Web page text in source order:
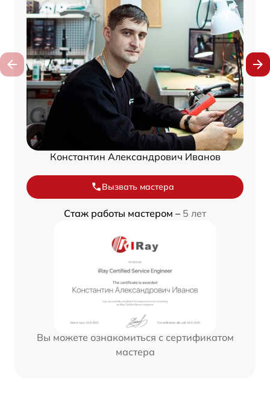
Константин Александрович Иванов
Вызвать мастера
Стаж работы мастером – 5 лет
Вы можете ознакомиться с сертификатом
мастера